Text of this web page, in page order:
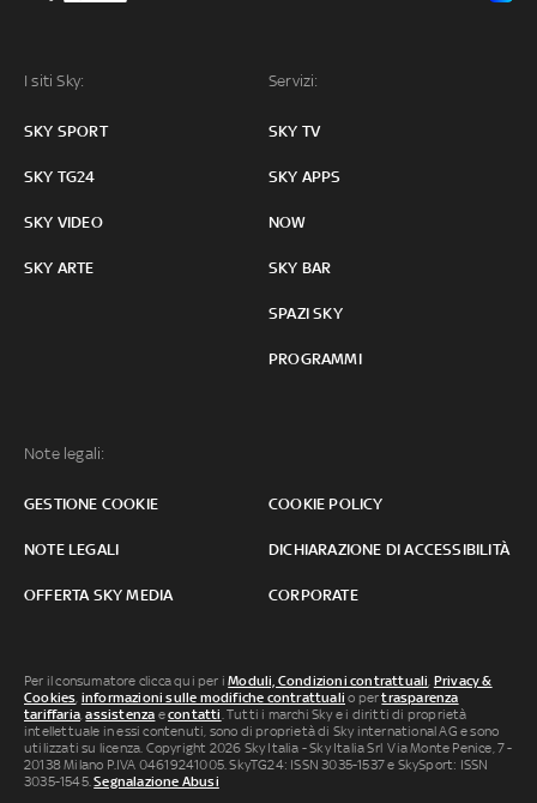
I siti Sky:
SKY SPORT
SKY TG24
SKY VIDEO
SKY ARTE
Servizi:
SKY TV
SKY APPS
NOW
SKY BAR
SPAZI SKY
PROGRAMMI
Note legali:
GESTIONE COOKIE COOKIE POLICY
NOTE LEGALI DICHIARAZIONE DI ACCESSIBILITÀ
OFFERTA SKY MEDIA CORPORATE
Per il consumatore clicca qui per iModuli, Condizioni contrattuali Privacy &
Cookies informazioni sulle modifiche contrattuali o pertrasparenza
tariffaria ,assistenza econtatti . Tutti i marchi Sky e i diritti di proprietà
intellettuale in essi contenuti, sono di proprietà di Sky international AG e sono
utilizzati su licenza. Copyright 2026 Sky Italia - Sky Italia Srl Via Monte Penice, 7 -
20138 Milano P.IVA 04619241005. SkyTG24: ISSN 3035-1537 e SkySport: ISSN
3035-1545.Segnalazione Abusi